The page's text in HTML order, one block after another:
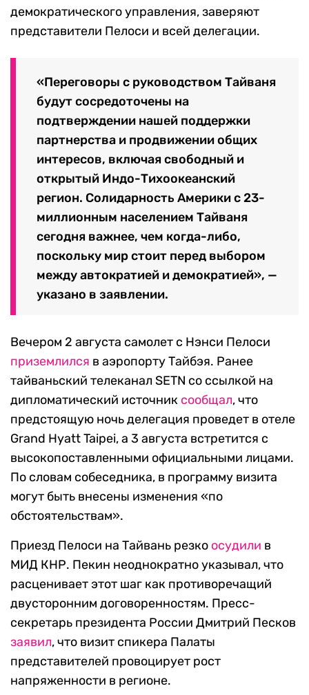
демократического управления, заверяют
представители Пелоси и всей делегации.
«Переговоры с руководством Тайваня
будут сосредоточены на
подтверждении нашей поддержки
партнерства и продвижении общих
интересов, включая свободный и
открытый Индо-Тихоокеанский
регион. Солидарность Америки с 23-
миллионным населением Тайваня
сегодня важнее, чем когда-либо,
поскольку мир стоит перед выбором
между автократией и демократией», —
указано в заявлении.
Вечером 2 августа самолет с Нэнси Пелоси
приземлился в аэропорту Тайбэя. Ранее
тайваньский телеканал SETN со ссылкой на
дипломатический источник сообщал, что
предстоящую ночь делегация проведет в отеле
Grand Hyatt Taipei, а 3 августа встретится с
высокопоставленными официальными лицами.
По словам собеседника, в программу визита
могут быть внесены изменения «по
обстоятельствам».
Приезд Пелоси на Тайвань резко осудили в
МИД КНР. Пекин неоднократно указывал, что
расценивает этот шаг как противоречащий
двусторонним договоренностям. Пресс-
секретарь президента России Дмитрий Песков
заявил, что визит спикера Палаты
представителей провоцирует рост
напряженности в регионе.